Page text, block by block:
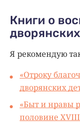
Книги о
Я рекомендую
«Отроку
дворянских
«Быт и нравы
половине